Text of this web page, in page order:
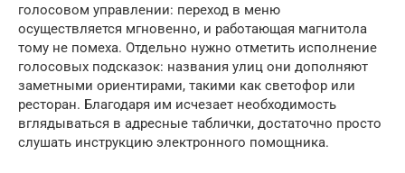
голосовом управлении: переход в меню
осуществляется мгновенно, и работающая магнитола
тому не помеха. Отдельно нужно отметить исполнение
голосовых подсказок: названия улиц они дополняют
заметными ориентирами, такими как светофор или
ресторан. Благодаря им исчезает необходимость
вглядываться в адресные таблички, достаточно просто
слушать инструкцию электронного помощника.